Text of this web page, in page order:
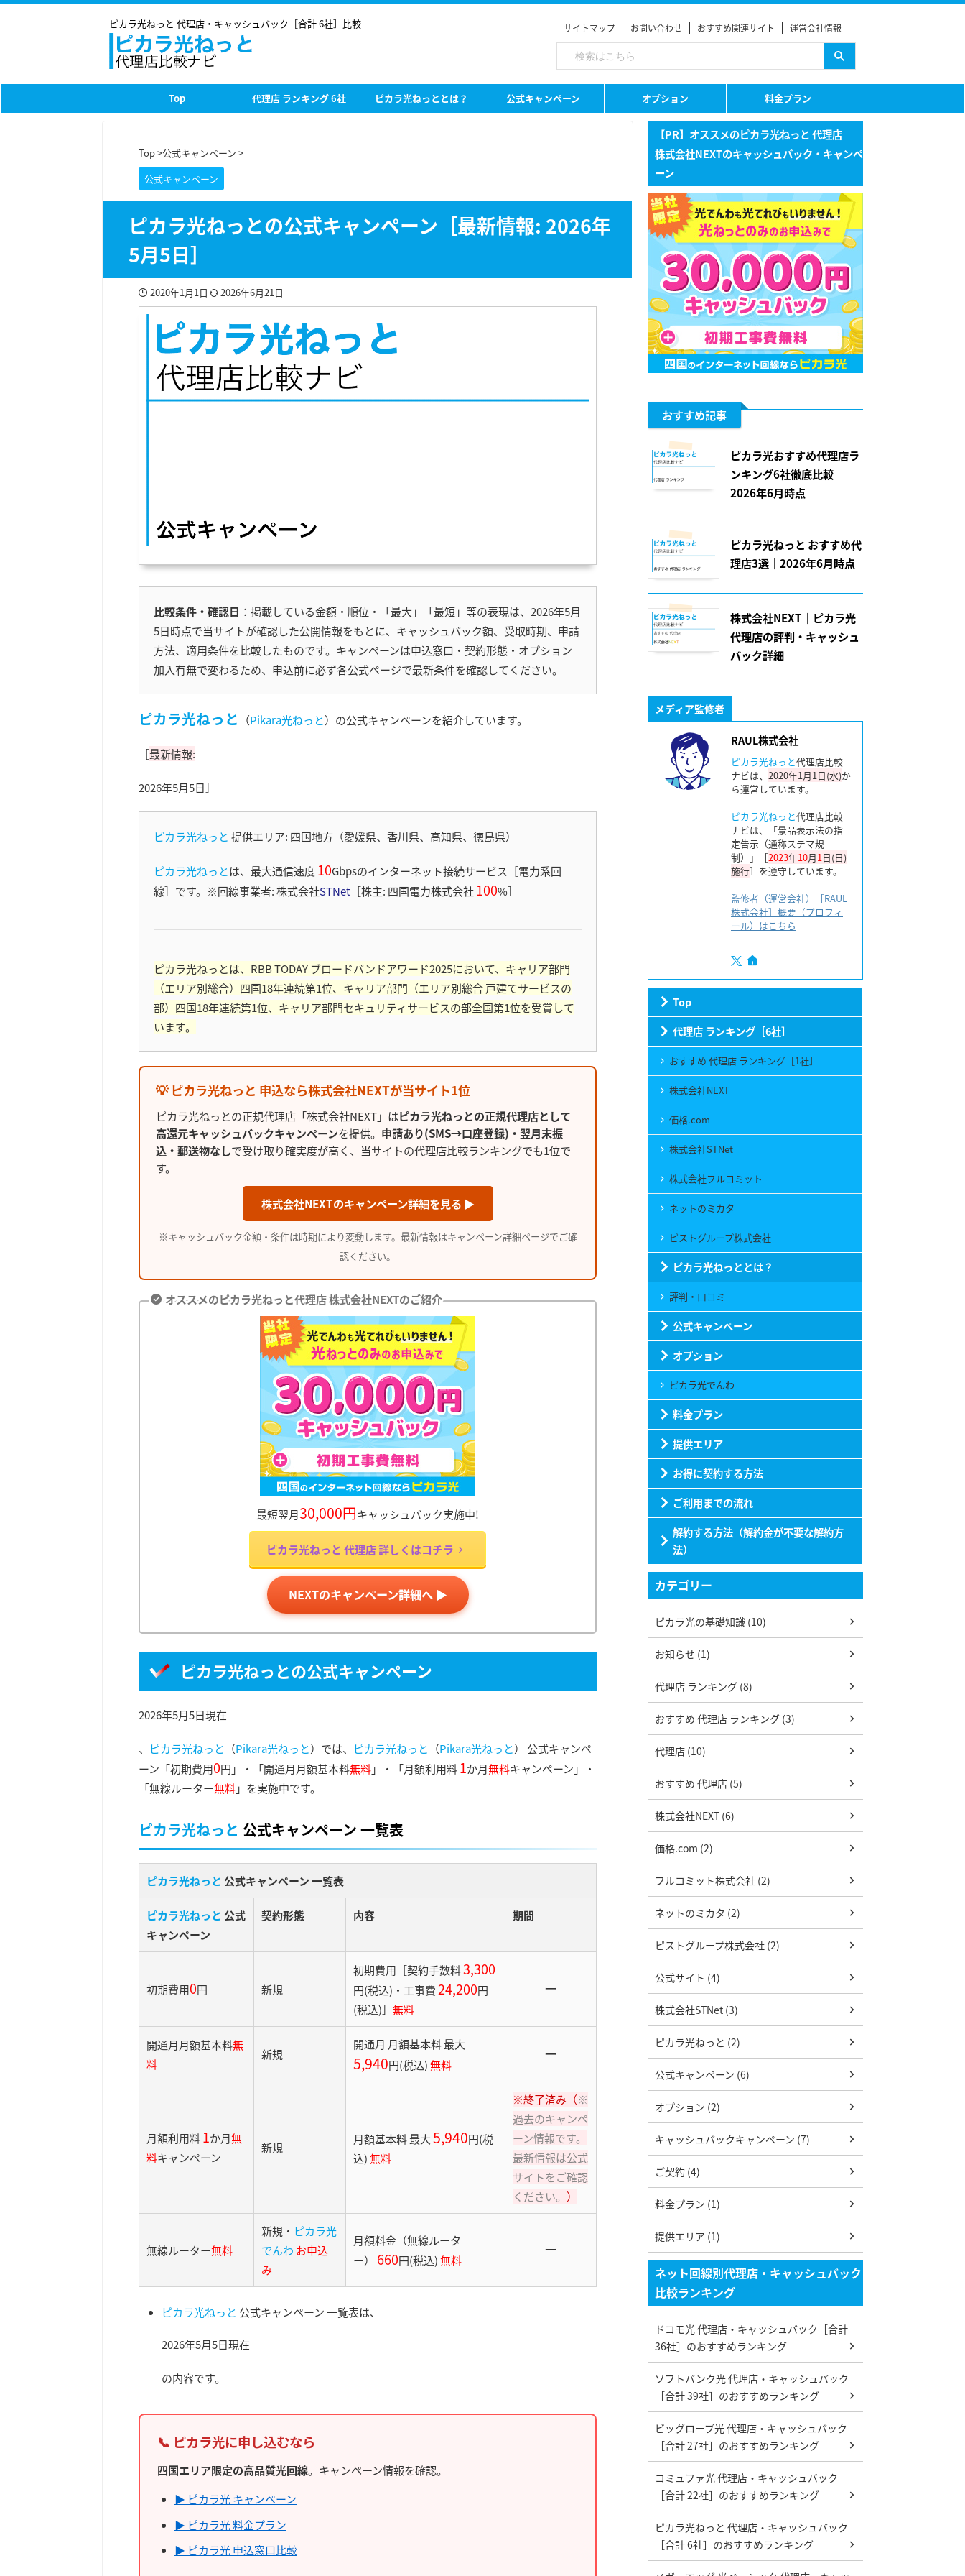
ピカラ光ねっと 代理店・キャッシュバック［合計 6社］比較 サイトマップ お問い合わせ おすすめ関連サイト 運営会社情報
Top 代理店 ランキング 6社 ピカラ光ねっととは？ 公式キャンペーン オプション 料金プラン
Top>公式キャンペーン >
公式キャンペーン
ピカラ光ねっとの公式キャンペーン［最新情報: 2026年
5月5日］
2020年1月1日 2026年6月21日
比較条件・確認日 ：掲載している金額・順位・「最大」「最短」等の表現は、2026年5月
5日時点で当サイトが確認した公開情報をもとに、キャッシュバック額、受取時期、申請
方法、適用条件を比較したものです。キャンペーンは申込窓口・契約形態・オプション
加入有無で変わるため、申込前に必ず各公式ページで最新条件を確認してください。
ピカラ光ねっと （Pikara光ねっと）の公式キャンペーンを紹介しています。
［最新情報:
2026年5月5日］
ピカラ光ねっと 提供エリア: 四国地方（愛媛県、香川県、高知県、徳島県）
ピカラ光ねっとは、最大通信速度10Gbpsのインターネット接続サービス［電力系回
線］ です。※回線事業者: 株式会社STNet ［株主: 四国電力株式会社100%］
ピカラ光ねっとは、RBB TODAY ブロードバンドアワード2025において、キャリア部門
（エリア別総合）四国18年連続第1位、キャリア部門（エリア別総合 戸建てサービスの
部）四国18年連続第1位、キャリア部門セキュリティサービスの部全国第1位を受賞して
います。
💡 ピカラ光ねっと 申込なら株式会社NEXTが当サイト1位
ピカラ光ねっとの正規代理店「株式会社NEXT」はピカラ光ねっとの正規代理店として
高還元キャッシュバックキャンペーンを提供。 申請あり(SMS→口座登録)・翌月末振
込・郵送物なしで受け取り確実度が高く、当サイトの代理店比較ランキングでも1位で
す。
株式会社NEXTのキャンペーン詳細を見る ▶
※キャッシュバック金額・条件は時期により変動します。最新情報はキャンペーン詳細ページでご確
認ください。
オススメのピカラ光ねっと代理店 株式会社NEXTのご紹介
最短翌月30,000円キャッシュバック実施中!
ピカラ光ねっと 代理店 詳しくはコチラ
NEXTのキャンペーン詳細へ ▶
ピカラ光ねっとの公式キャンペーン
2026年5月5日現在
、 ピカラ光ねっと （Pikara光ねっと）では、 ピカラ光ねっと （Pikara光ねっと） 公式キャンペ
ーン「初期費用0円」・「開通月月額基本料無料」・「月額利用料1か月無料キャンペーン」・
「無線ルーター無料」を実施中です。
ピカラ光ねっと 公式キャンペーン 一覧表
ピカラ光ねっと 公式キャンペーン 一覧表
ピカラ光ねっと 公式
キャンペーン
契約形態 内容 期間
初期費用0円 新規
初期費用［契約手数料3,300
円(税込)・ 工事費24,200円
(税込)］ 無料
ー
開通月月額基本料無
料
新規
開通月 月額基本料 最大
5,940円(税込)無料
ー
月額利用料1か月無
料キャンペーン
新規
月額基本料 最大5,940円(税
込)無料
※終了済み（※
過去のキャンペ
ーン情報です。
最新情報は公式
サイトをご確認
ください。 ）
無線ルーター無料
新規・ ピカラ光
でんわ お申込
み
月額料金（無線ルータ
ー） 660円(税込)無料
ー
ピカラ光ねっと 公式キャンペーン 一覧表は、
2026年5月5日現在
の内容です。
📞 ピカラ光に申し込むなら
四国エリア限定の高品質光回線。キャンペーン情報を確認。
▶ ピカラ光 キャンペーン
▶ ピカラ光 料金プラン
▶ ピカラ光 申込窓口比較
【PR】オススメのピカラ光ねっと 代理店
株式会社NEXTのキャッシュバック・キャンペ
ーン
おすすめ記事
ピカラ光おすすめ代理店ラ
ンキング6社徹底比較｜
2026年6月時点
ピカラ光ねっと おすすめ代
理店3選｜2026年6月時点
株式会社NEXT｜ピカラ光
代理店の評判・キャッシュ
バック詳細
メディア監修者
RAUL株式会社
ピカラ光ねっと代理店比較
ナビは、 2020年1月1日(水)か
ら運営しています。
ピカラ光ねっと代理店比較
ナビは、「景品表示法の指
定告示（通称ステマ規
制）」［2023年10月1日(日)
施行］を遵守しています。
監修者（運営会社）［RAUL
株式会社］概要（プロフィ
ール）はこちら
Top
代理店 ランキング［6社］
おすすめ 代理店 ランキング［1社］
株式会社NEXT
価格.com
株式会社STNet
株式会社フルコミット
ネットのミカタ
ピストグループ株式会社
ピカラ光ねっととは？
評判・口コミ
公式キャンペーン
オプション
ピカラ光でんわ
料金プラン
提供エリア
お得に契約する方法
ご利用までの流れ
解約する方法（解約金が不要な解約方
法）
カテゴリー
ピカラ光の基礎知識 (10)
お知らせ (1)
代理店 ランキング (8)
おすすめ 代理店 ランキング (3)
代理店 (10)
おすすめ 代理店 (5)
株式会社NEXT (6)
価格.com (2)
フルコミット株式会社 (2)
ネットのミカタ (2)
ピストグループ株式会社 (2)
公式サイト (4)
株式会社STNet (3)
ピカラ光ねっと (2)
公式キャンペーン (6)
オプション (2)
キャッシュバックキャンペーン (7)
ご契約 (4)
料金プラン (1)
提供エリア (1)
ネット回線別代理店・キャッシュバック
比較ランキング
ドコモ光 代理店・キャッシュバック［合計
36社］のおすすめランキング
ソフトバンク光 代理店・キャッシュバック
［合計 39社］のおすすめランキング
ビッグローブ光 代理店・キャッシュバック
［合計 27社］のおすすめランキング
コミュファ光 代理店・キャッシュバック
［合計 22社］のおすすめランキング
ピカラ光ねっと 代理店・キャッシュバック
［合計 6社］のおすすめランキング